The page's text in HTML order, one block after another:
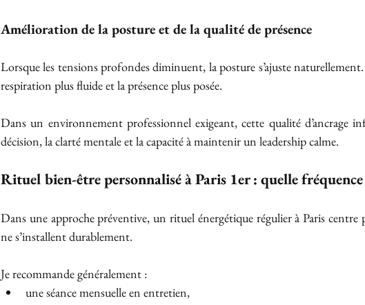
Amélioration de la posture et de la qualité de présence
Lorsque les tensions profondes diminuent, la posture s’ajuste
respiration plus fluide et la présence plus posée.
Dans un environnement professionnel exigeant, cette qualité d’ancrage
décision, la clarté mentale et la capacité à maintenir un leadership calme.
Rituel bien-être personnalisé à Paris 1er : quelle
Dans une approche préventive, un rituel énergétique régulier à Paris centre
ne s’installent durablement.
Je recommande généralement :
une séance mensuelle en entretien,